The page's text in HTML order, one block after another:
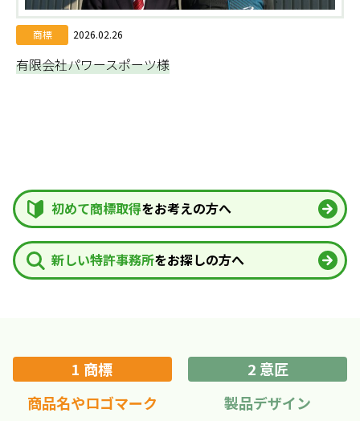
商標 2026.02.26
有限会社パワースポーツ様
初めて商標取得をお考えの方へ
新しい特許事務所をお探しの方へ
1 商標
商品名やロゴマーク
2 意匠
製品デザイン